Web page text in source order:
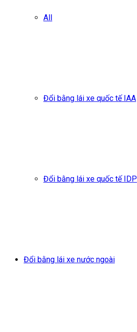
All
Đổi bằng lái xe quốc tế IAA
Đổi bằng lái xe quốc tế IDP
Đổi bằng lái xe nước ngoài